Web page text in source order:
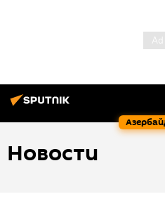
Новости